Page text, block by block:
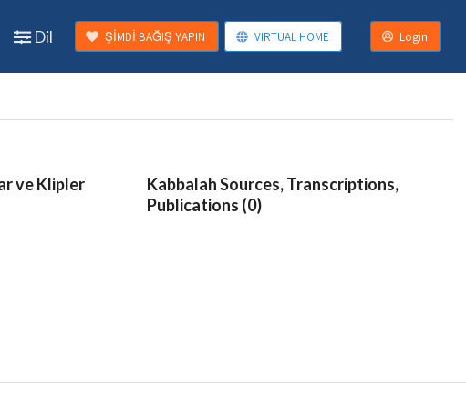
Dil ŞİMDİ BAĞIŞ YAPIN VIRTUAL HOME Login
ve Klipler
Kabbalah Sources, Transcriptions,
Publications (0)